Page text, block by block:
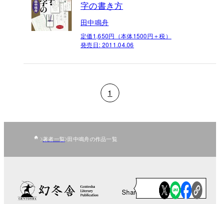
字の書き方
田中鳴舟
定価1,650円（本体1500円＋税）
発売日: 2011.04.06
1
著者一覧 田中鳴舟の作品一覧
Share